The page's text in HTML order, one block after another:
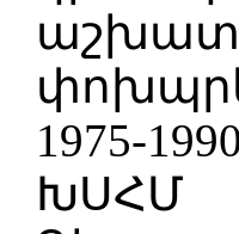
1975-
ԽՍՀՄ